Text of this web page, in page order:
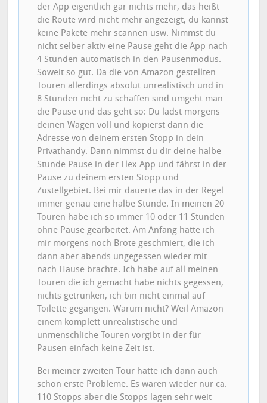
der App eigentlich gar nichts mehr, das heißt
die Route wird nicht mehr angezeigt, du kannst
keine Pakete mehr scannen usw. Nimmst du
nicht selber aktiv eine Pause geht die App nach
4 Stunden automatisch in den Pausenmodus.
Soweit so gut. Da die von Amazon gestellten
Touren allerdings absolut unrealistisch und in
8 Stunden nicht zu schaffen sind umgeht man
die Pause und das geht so: Du lädst morgens
deinen Wagen voll und kopierst dann die
Adresse von deinem ersten Stopp in dein
Privathandy. Dann nimmst du dir deine halbe
Stunde Pause in der Flex App und fährst in der
Pause zu deinem ersten Stopp und
Zustellgebiet. Bei mir dauerte das in der Regel
immer genau eine halbe Stunde. In meinen 20
Touren habe ich so immer 10 oder 11 Stunden
ohne Pause gearbeitet. Am Anfang hatte ich
mir morgens noch Brote geschmiert, die ich
dann aber abends ungegessen wieder mit
nach Hause brachte. Ich habe auf all meinen
Touren die ich gemacht habe nichts gegessen,
nichts getrunken, ich bin nicht einmal auf
Toilette gegangen. Warum nicht? Weil Amazon
einem komplett unrealistische und
unmenschliche Touren vorgibt in der für
Pausen einfach keine Zeit ist.
Bei meiner zweiten Tour hatte ich dann auch
schon erste Probleme. Es waren wieder nur ca.
110 Stopps aber die Stopps lagen sehr weit